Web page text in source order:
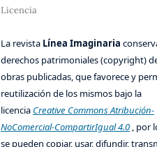
Licencia
La revista Línea Imaginaria
derechos patrimoniales (copyright)
obras publicadas, que favorece y
reutilización de los mismos bajo la
licencia Creative Commons Atribución-
NoComercial-CompartirIgual 4.0 , por
se pueden copiar, usar, difundir,